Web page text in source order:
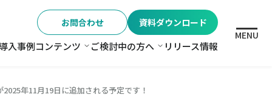
お問合わせ 資料ダウンロード
入事例コンテンツ コンテンツ
ご検討中の方へ ご検討中の方へ
リリース情報
MENU
年11月19日に追加される予定です！